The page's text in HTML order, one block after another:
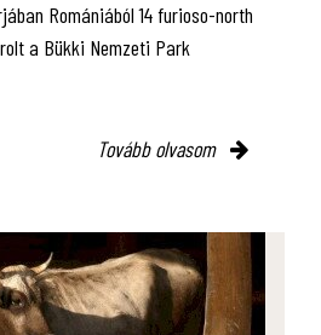
Romániából 14 furioso-north
a Bükki Nemzeti Park
Tovább olvasom